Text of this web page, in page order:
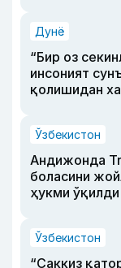
Дунё
“Бир оз
инсоният
қолишидан
Ўзбекистон
Андижонда
боласини
ҳукми ўқилди
Ўзбекистон
“Саккиз